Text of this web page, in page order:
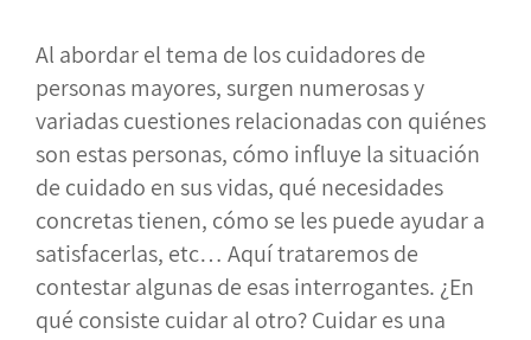
Al abordar el tema de los cuidadores de
personas mayores, surgen numerosas y
variadas cuestiones relacionadas con quiénes
son estas personas, cómo influye la situación
de cuidado en sus vidas, qué necesidades
concretas tienen, cómo se les puede ayudar a
satisfacerlas, etc… Aquí trataremos de
contestar algunas de esas interrogantes. ¿En
qué consiste cuidar al otro? Cuidar es una